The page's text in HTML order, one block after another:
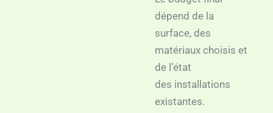
dépend de la
surface, des
matériaux choisis et
de l’état
des installations
existantes.